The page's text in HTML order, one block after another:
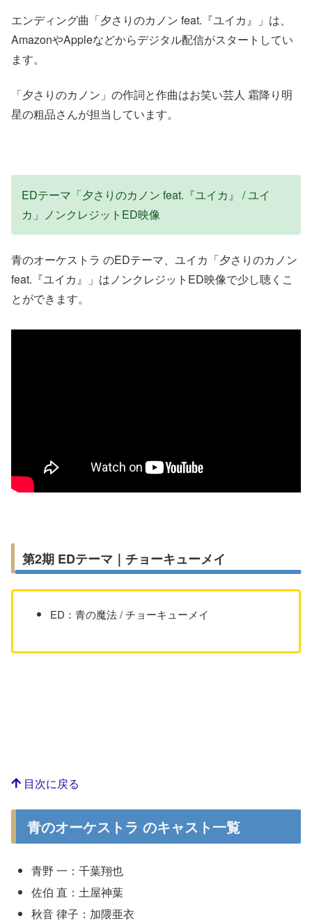
エンディング曲「夕さりのカノン feat.『ユイカ』」は、
AmazonやAppleなどからデジタル配信がスタートしてい
ます。
「夕さりのカノン」の作詞と作曲はお笑い芸人 霜降り明
星の粗品さんが担当しています。
EDテーマ「夕さりのカノン feat.『ユイカ』 / ユイ
カ」ノンクレジットED映像
青のオーケストラ のEDテーマ、ユイカ「夕さりのカノン
feat.『ユイカ』」はノンクレジットED映像で少し聴くこ
とができます。
第2期 EDテーマ｜チョーキューメイ
ED：青の魔法 / チョーキューメイ
目次に戻る
青のオーケストラ のキャスト一覧
青野 一：千葉翔也
佐伯 直：土屋神葉
秋音 律子：加隈亜衣